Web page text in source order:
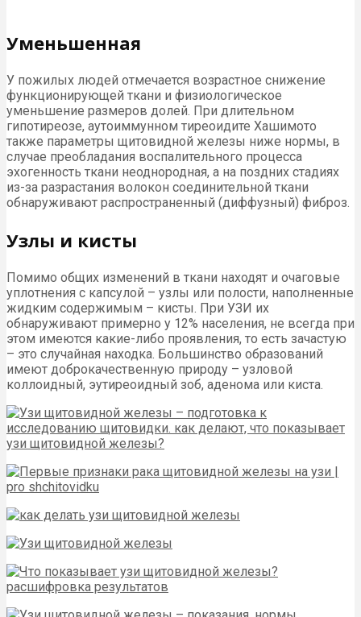
Уменьшенная
У пожилых людей отмечается возрастное снижение
функционирующей ткани и физиологическое
уменьшение размеров долей. При длительном
гипотиреозе, аутоиммунном тиреоидите Хашимото
также параметры щитовидной железы ниже нормы, в
случае преобладания воспалительного процесса
эхогенность ткани неоднородная, а на поздних стадиях
из-за разрастания волокон соединительной ткани
обнаруживают распространенный (диффузный) фиброз.
Узлы и кисты
Помимо общих изменений в ткани находят и очаговые
уплотнения с капсулой – узлы или полости, наполненные
жидким содержимым – кисты. При УЗИ их
обнаруживают примерно у 12% населения, не всегда при
этом имеются какие-либо проявления, то есть зачастую
– это случайная находка. Большинство образований
имеют доброкачественную природу – узловой
коллоидный, эутиреоидный зоб, аденома или киста.